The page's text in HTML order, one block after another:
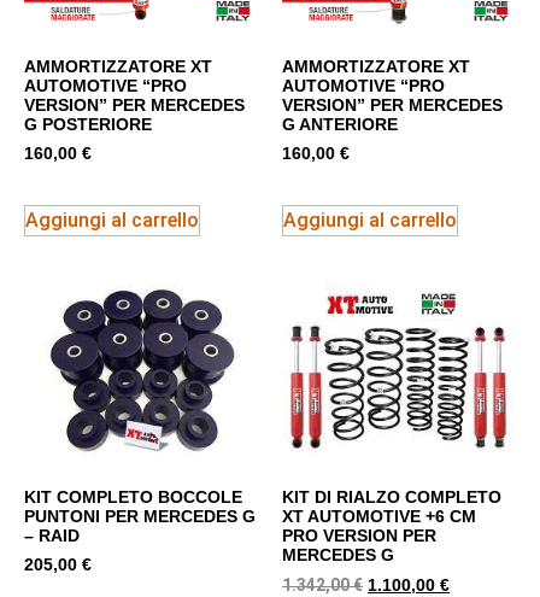
AMMORTIZZATORE XT
AUTOMOTIVE “PRO
VERSION” PER MERCEDES
G POSTERIORE
160,00 €
Aggiungi al carrello
AMMORTIZZATORE XT
AUTOMOTIVE “PRO
VERSION” PER MERCEDES
G ANTERIORE
160,00 €
Aggiungi al carrello
KIT COMPLETO BOCCOLE
PUNTONI PER MERCEDES G
– RAID
205,00 €
KIT DI RIALZO COMPLETO
XT AUTOMOTIVE +6 CM
PRO VERSION PER
MERCEDES G
1.342,00€ 1.100,00 €